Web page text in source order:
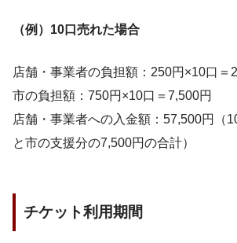
（例）10口売れた場合
店舗・事業者の負担額：250円×10口＝
市の負担額：750円×10口＝7,500円
店舗・事業者への入金額：57,500円（
と市の支援分の7,500円の合計）
チケット利用期間